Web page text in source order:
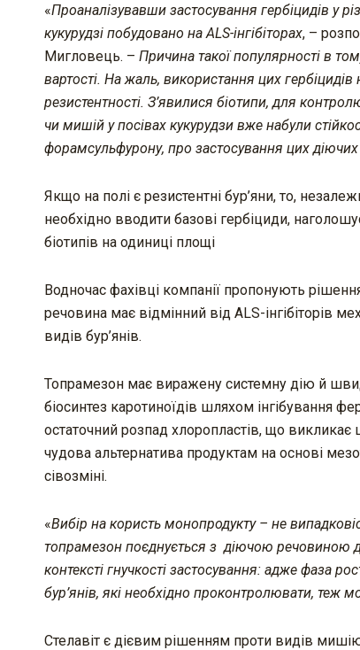
«Проаналізувавши застосування гербіцидів у
кукурудзі побудовано на ALS-інгібіторах, –
Мигловець. – Причина такої популярності в
вартості. На жаль, використання цих
резистентності. З’явилися біотипи, для
чи мишій у посівах кукурудзи вже набули
форамсульфурону, про застосування цих
Якщо на полі є резистентні бур’яни, то,
необхідно вводити базові гербіциди,
біотипів на одиниці площі
Водночас фахівці компанії пропонують
речовина має відмінний від ALS-інгібіторів
видів бур’янів.
Топрамезон має виражену системну дію й
біосинтез каротиноїдів шляхом інгібування
остаточний розпад хлоропластів, що
чудова альтернатива продуктам на основі
сівозміні.
«Вибір на користь монопродукту – не
топрамезон поєднується з діючою речовиною
контексті гнучкості застосування: адже фаза
бур’янів, які необхідно проконтролювати, теж
Стелавіт є дієвим рішенням проти видів